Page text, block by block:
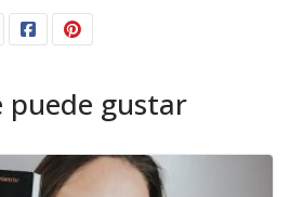
puede gustar